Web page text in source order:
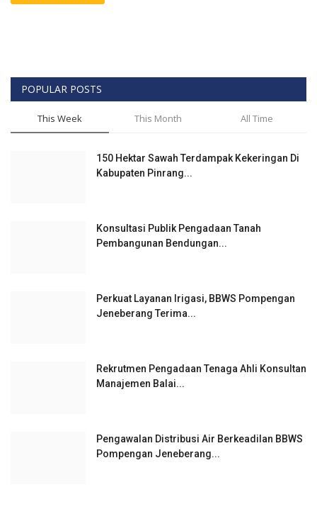
POPULAR POSTS
This Week This Month All Time
150 Hektar Sawah Terdampak Kekeringan Di
Kabupaten Pinrang...
Konsultasi Publik Pengadaan Tanah
Pembangunan Bendungan...
Perkuat Layanan Irigasi, BBWS Pompengan
Jeneberang Terima...
Rekrutmen Pengadaan Tenaga Ahli Konsultan
Manajemen Balai...
Pengawalan Distribusi Air Berkeadilan BBWS
Pompengan Jeneberang...